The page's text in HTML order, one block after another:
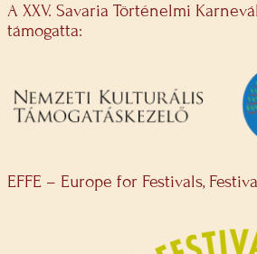
A XXV. Savaria Történelmi
támogatta:
EFFE – Europe for Festivals,